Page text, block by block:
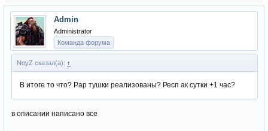
Admin
Administrator
Команда форума
NoyZ сказал(а): ↑
В итоге то что? Рар тушки реализованы? Респ ак сутки +1 час?
в описании написано все